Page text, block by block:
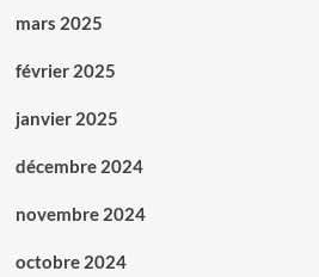
mars 2025
février 2025
janvier 2025
décembre 2024
novembre 2024
octobre 2024